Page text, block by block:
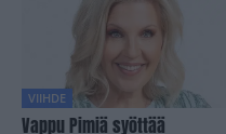
VIIHDE
Vappu Pimiä syöttää